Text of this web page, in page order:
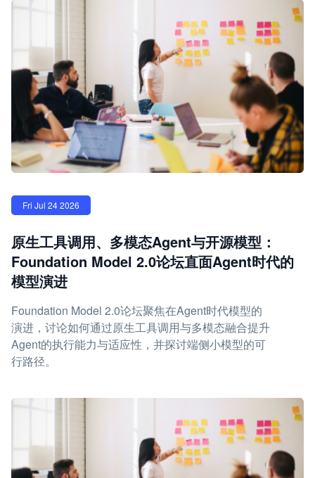
Fri Jul 24 2026
原生工具调用、多模态Agent与开源模型：
Foundation Model 2.0论坛直面Agent时代的
模型演进
Foundation Model 2.0论坛聚焦在Agent时代模型的
演进，讨论如何通过原生工具调用与多模态融合提升
Agent的执行能力与适应性，并探讨端侧小模型的可
行路径。